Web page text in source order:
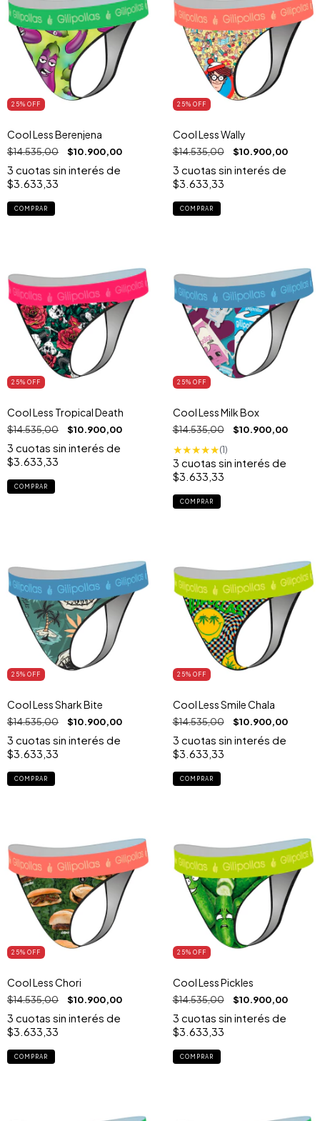
25% OFF
Cool Less Berenjena
$14.535,00 $10.900,00
3 cuotas sin interés de
$3.633,33
COMPRAR
25% OFF
Cool Less Wally
$14.535,00 $10.900,00
3 cuotas sin interés de
$3.633,33
COMPRAR
25% OFF
Cool Less Tropical Death
$14.535,00 $10.900,00
3 cuotas sin interés de
$3.633,33
COMPRAR
25% OFF
Cool Less Milk Box
$14.535,00 $10.900,00
★★★★★(1)
3 cuotas sin interés de
$3.633,33
COMPRAR
25% OFF
Cool Less Shark Bite
$14.535,00 $10.900,00
3 cuotas sin interés de
$3.633,33
COMPRAR
25% OFF
Cool Less Smile Chala
$14.535,00 $10.900,00
3 cuotas sin interés de
$3.633,33
COMPRAR
25% OFF
Cool Less Chori
$14.535,00 $10.900,00
3 cuotas sin interés de
$3.633,33
COMPRAR
25% OFF
Cool Less Pickles
$14.535,00 $10.900,00
3 cuotas sin interés de
$3.633,33
COMPRAR